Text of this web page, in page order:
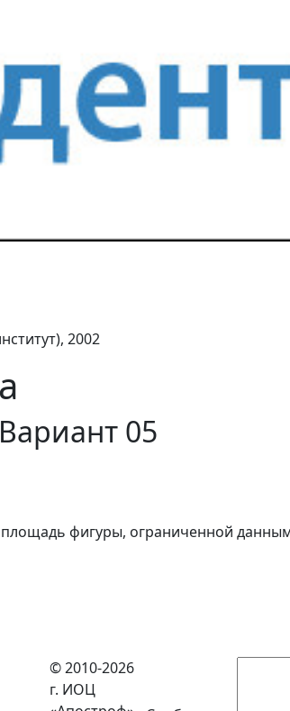
2002
05
фигуры, ограниченной
© 2010-2026
г. ИОЦ